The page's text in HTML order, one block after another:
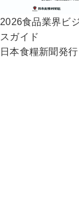
2026食品業界ビ
スガイド
日本食糧新聞発行